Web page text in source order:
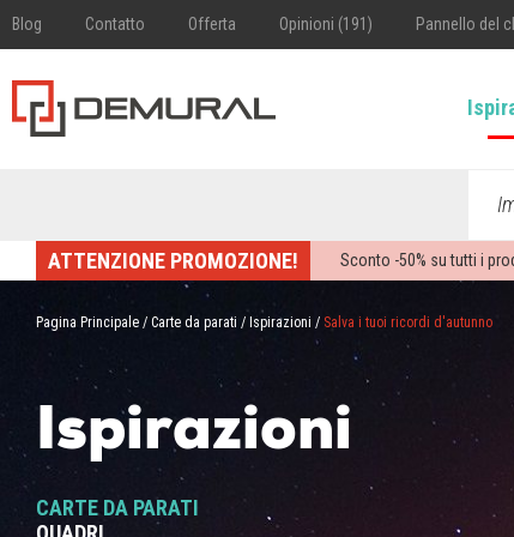
Blog Contatto Offerta Opinioni (191) Pannello del
ATTENZIONE PROMOZIONE! Sconto -50% su tutti i
Pagina Principale / Carte da parati / Ispirazioni / Salva i tuoi ricordi d'autunno
Ispirazioni
CARTE DA PARATI